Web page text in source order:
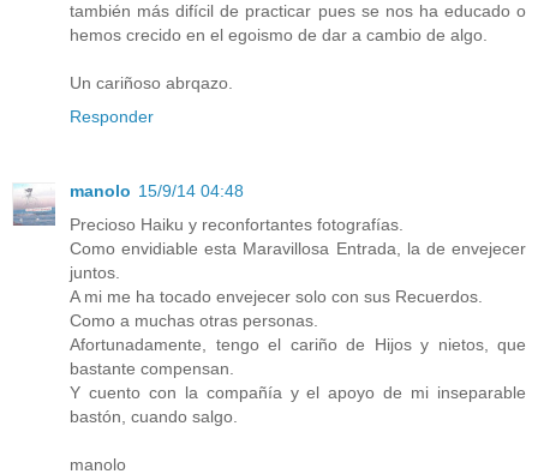
también más difícil de practicar pues se nos ha educado o
hemos crecido en el egoismo de dar a cambio de algo.
Un cariñoso abrqazo.
Responder
manolo 15/9/14 04:48
Precioso Haiku y reconfortantes fotografías.
Como envidiable esta Maravillosa Entrada, la de envejecer
juntos.
A mi me ha tocado envejecer solo con sus Recuerdos.
Como a muchas otras personas.
Afortunadamente, tengo el cariño de Hijos y nietos, que
bastante compensan.
Y cuento con la compañía y el apoyo de mi inseparable
bastón, cuando salgo.
manolo